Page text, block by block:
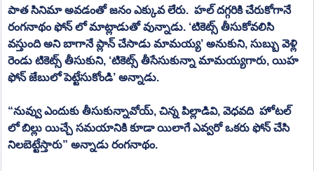
పాత సినిమా అవడంతో జనం ఎక్కువ లేరు.  హల్ దగ్గరికి చేరుకోగానే
రంగనాథం ఫోన్ లో మాట్లాడుతో వున్నాడు. ‘టికెట్స్ తీసుకోవలిసి
వస్తుంది అని బాగానే ప్లాన్ చేసాడు మామయ్య’ అనుకుని, సుబ్బు వెళ్లి
రెండు టికెట్స్ తీసుకుని, ‘టికెట్స్ తీసేసుకున్నా మామయ్యగారు, యిహ
ఫోన్ జేబులో పెట్టేసుకోండి’ అన్నాడు.
“నువ్వు ఎందుకు తీసుకున్నావోయ్, చిన్న పిల్లాడివి, వెధవది  హోటల్
లో బిల్లు యిచ్చే సమయానికి కూడా యిలాగే ఎవ్వరో ఒకరు ఫోన్ చేసి
నిలబెట్టేస్తారు” అన్నాడు రంగనాథం.